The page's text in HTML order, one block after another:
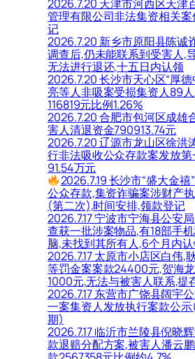
2026.7.20 天津市河西区天津
管理有限公司非法集资相关
记
2026.7.20 新乡市原阳县陈诚
调查后,仍未能联系到受害人,
无法进行退还,十五日内认领
2026.7.20 长沙市天心区“厚德
亮等人非吸案受损集资人89
116819元比例1.26%
2026.7.20 合肥市包河区成雄
害人清退资金790913.74元
2026.7.20 辽源市龙山区徐洪
行非法吸收公众存款案发放
91.54万元
2026.7.19 长沙市“盛大金
公众存款,集资诈骗案涉财产
(第二次),时间安排,领款登记
2026.7.17 宁波市宁海县公安
查获一批涉案物品,有18部手
脑,未找到其所有人,6个月内
2026.7.17 太原市小店区白伟,
等罚金案案款24400元,贺海
1000元,无法与被害人联系,提
2026.7.17 东营市广饶县阔宇
一案集资人发放执行案款公
期)
2026.7.17 临沂市兰陵县倪晓
款退赔分配方案,被害人潘云